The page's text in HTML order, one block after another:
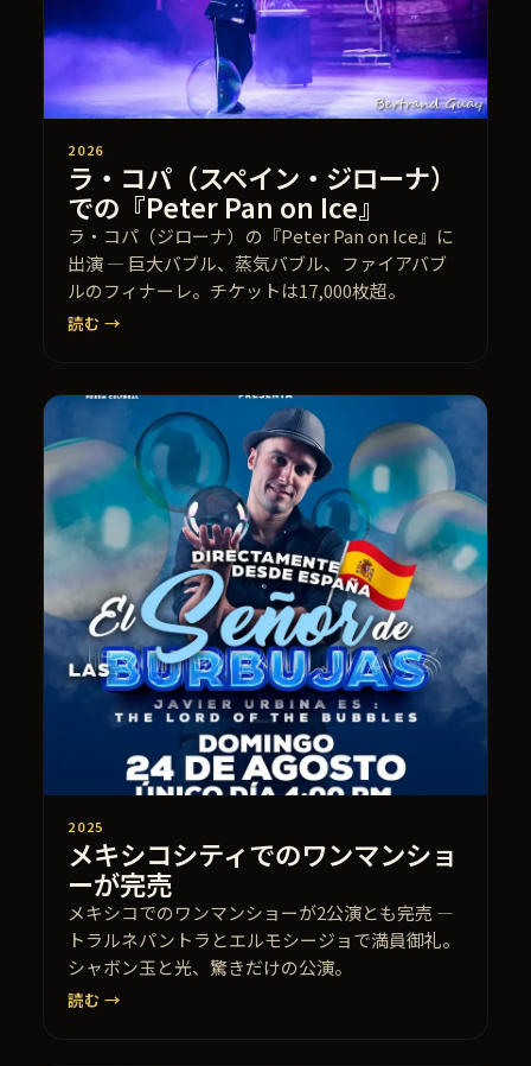
2026
ラ・コパ（スペイン・ジローナ）
での『Peter Pan on Ice』
ラ・コパ（ジローナ）の『Peter Pan on Ice』に
出演 — 巨大バブル、蒸気バブル、ファイアバブ
ルのフィナーレ。チケットは17,000枚超。
読む →
2025
メキシコシティでのワンマンショ
ーが完売
メキシコでのワンマンショーが2公演とも完売 —
トラルネパントラとエルモシージョで満員御礼。
シャボン玉と光、驚きだけの公演。
読む →